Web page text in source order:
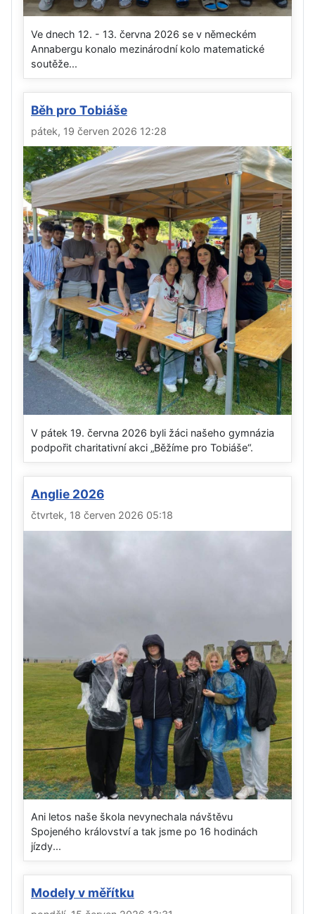
Ve dnech 12. - 13. června 2026 se v německém
Annabergu konalo mezinárodní kolo matematické
soutěže...
Běh pro Tobiáše
pátek, 19 červen 2026 12:28
V pátek 19. června 2026 byli žáci našeho gymnázia
podpořit charitativní akci „Běžíme pro Tobiáše“.
Anglie 2026
čtvrtek, 18 červen 2026 05:18
Ani letos naše škola nevynechala návštěvu
Spojeného království a tak jsme po 16 hodinách
jízdy...
Modely v měřítku